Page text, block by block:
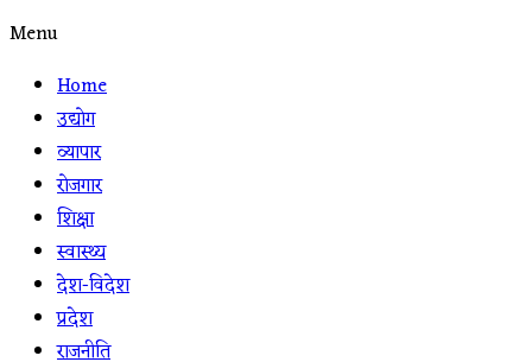
Menu
Home
उद्योग
व्यापार
रोजगार
शिक्षा
स्वास्थ्य
देश-विदेश
प्रदेश
राजनीति